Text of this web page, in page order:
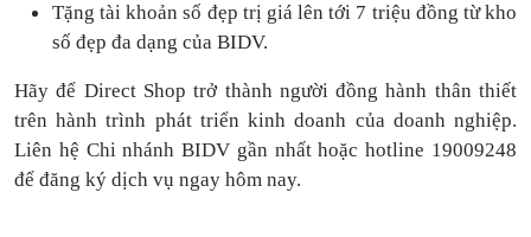
Tặngtài khoản số đẹp trị giá lên tới 7 triệu đồng từ kho
số đẹp đa dạng của BIDV.
Hãy để Direct Shop trở thành người đồng hành thân thiết
trên hành trình phát triển kinh doanh của doanh nghiệp.
Liên hệ Chi nhánh BIDV gần nhất hoặc hotline 19009248
để đăng ký dịch vụ ngay hôm nay.